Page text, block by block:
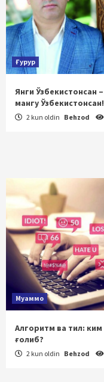
Ғурур
Янги Ўзбекистонсан –
мангу Ўзбекистонсан!
2 kun oldin Behzod
Муаммо
Алгоритм ва тил: ким
ғолиб?
2 kun oldin Behzod